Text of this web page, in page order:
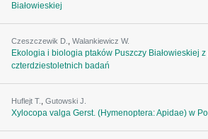
Białowieskiej
Czeszczewik D. Walankiewicz W.
Ekologia i biologia ptaków Puszczy Białowieskiej
czterdziestoletnich badań
Huflejt T. Gutowski J.
Xylocopa valga Gerst. (Hymenoptera: Apidae) w